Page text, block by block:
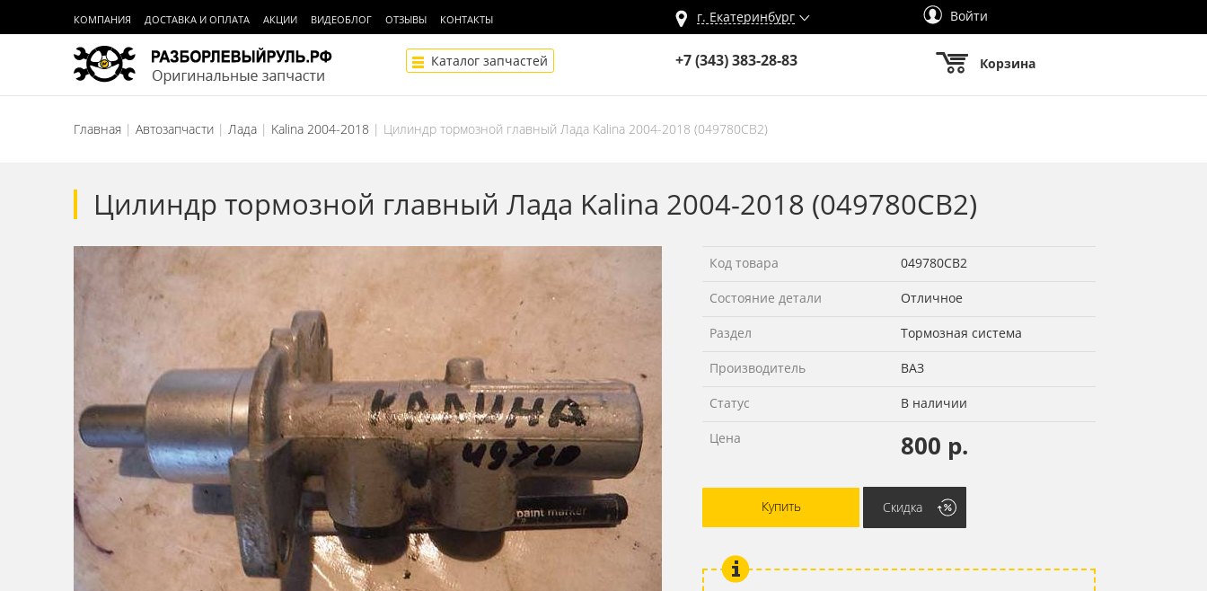
КОМПАНИЯ ДОСТАВКА И ОПЛАТА АКЦИИ ВИДЕОБЛОГ ОТЗЫВЫ КОНТАКТЫ г. Екатеринбург Войти
Каталог запчастей +7 (343) 383-28-83 Корзина
Главная Автозапчасти Лада Kalina 2004-2018 Цилиндр тормозной главный Лада Kalina 2004-2018 (049780СВ2)
Цилиндр тормозной главный Лада Kalina 2004-2018 (049780СВ2)
Код товара 049780СВ2
Состояние детали Отличное
Раздел Тормозная система
Производитель ВАЗ
Статус В наличии
Цена 800 р.
Купить Скидка